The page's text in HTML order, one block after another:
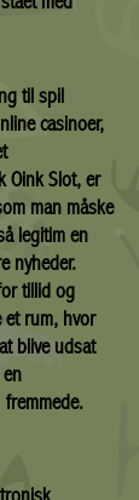
til spil
casinoer,
Oink Slot, er
man måske
legitim en
nyheder.
tillid og
et rum, hvor
blive udsat